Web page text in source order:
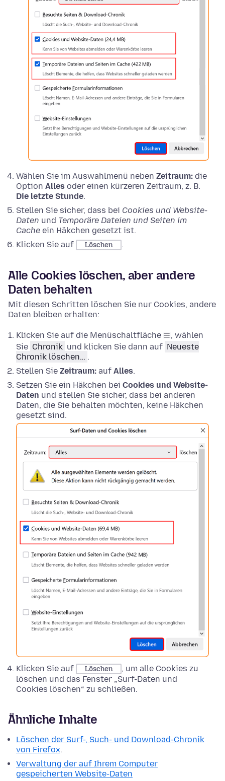
Wählen Sie im Auswahlmenü neben Zeitraum: die
Option Alles oder einen kürzeren Zeitraum, z. B.
Die letzte Stunde.
Stellen Sie sicher, dass bei Cookies und Website-
Daten und Temporäre Dateien und Seiten im
Cache ein Häkchen gesetzt ist.
Klicken Sie auf
Löschen .
Alle Cookies löschen, aber andere
Daten behalten
Mit diesen Schritten löschen Sie nur Cookies, andere
Daten bleiben erhalten:
Klicken Sie auf die Menüschaltfläche
, wählen
Sie Chronik und klicken Sie dann auf Neueste
Chronik löschen… .
Stellen Sie Zeitraum: auf Alles.
Setzen Sie ein Häkchen bei Cookies und Website-
Daten und stellen Sie sicher, dass bei anderen
Daten, die Sie behalten möchten, keine Häkchen
gesetzt sind.
Klicken Sie auf Löschen
, um alle Cookies zu
löschen und das Fenster „Surf-Daten und
Cookies löschen“ zu schließen.
Ähnliche Inhalte
Löschen der Surf-, Such- und Download-Chronik
von Firefox.
Verwaltung der auf Ihrem Computer
gespeicherten Website-Daten